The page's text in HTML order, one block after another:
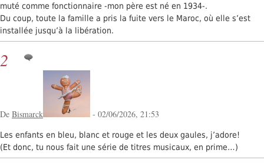
muté comme fonctionnaire -mon père est né en 1934-.
Du coup, toute la famille a pris la fuite vers le Maroc, où elle s’est
installée jusqu’à la libération.
2
De Bismarck - 02/06/2026, 21:53
Les enfants en bleu, blanc et rouge et les deux gaules, j’adore!
(Et donc, tu nous fait une série de titres musicaux, en prime…)